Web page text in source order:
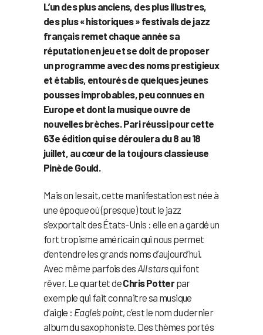
L’un des plus anciens, des plus illustres,
des plus « historiques » festivals de jazz
français remet chaque année sa
réputation en jeu et se doit de proposer
un programme avec des noms prestigieux
et établis, entourés de quelques jeunes
pousses improbables, peu connues en
Europe et dont la musique ouvre de
nouvelles brèches. Pari réussi pour cette
63e édition qui se déroulera du 8 au 18
juillet, au cœur de la toujours classieuse
Pinède Gould.
Mais on le sait, cette manifestation est née à
une époque où (presque) tout le jazz
s’exportait des États-Unis : elle en a gardé un
fort tropisme américain qui nous permet
d’entendre les grands noms d’aujourd’hui.
Avec même parfois desAll starsqui font
rêver. Le quartet deChris Potterpar
exemple qui fait connaitre sa musique
d’aigle : Eagle’s point, c’est le nom du dernier
album du saxophoniste. Des thèmes portés